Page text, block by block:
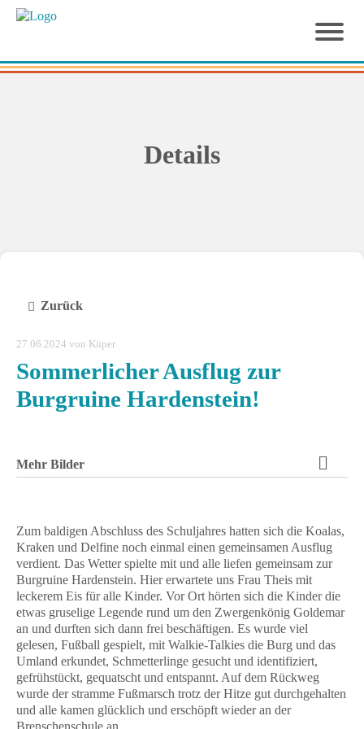
Details
Zurück
27.06.2024 von Küper
Sommerlicher Ausflug zur
Burgruine Hardenstein!
Mehr Bilder
Zum baldigen Abschluss des Schuljahres hatten sich die Koalas,
Kraken und Delfine noch einmal einen gemeinsamen Ausflug
verdient. Das Wetter spielte mit und alle liefen gemeinsam zur
Burgruine Hardenstein. Hier erwartete uns Frau Theis mit
leckerem Eis für alle Kinder. Vor Ort hörten sich die Kinder die
etwas gruselige Legende rund um den Zwergenkönig Goldemar
an und durften sich dann frei beschäftigen. Es wurde viel
gelesen, Fußball gespielt, mit Walkie-Talkies die Burg und das
Umland erkundet, Schmetterlinge gesucht und identifiziert,
gefrühstückt, gequatscht und entspannt. Auf dem Rückweg
wurde der stramme Fußmarsch trotz der Hitze gut durchgehalten
und alle kamen glücklich und erschöpft wieder an der
Brenschenschule an.